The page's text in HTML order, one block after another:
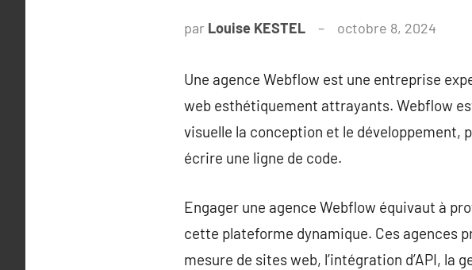
par Louise KESTEL octobre 8, 2024
Une agence Webflow est une entreprise
web esthétiquement attrayants. Webflow
visuelle la conception et le
écrire une ligne de code.
Engager une agence Webflow équivaut à
cette plateforme dynamique. Ces agences
mesure de sites web, l’intégration d’API,